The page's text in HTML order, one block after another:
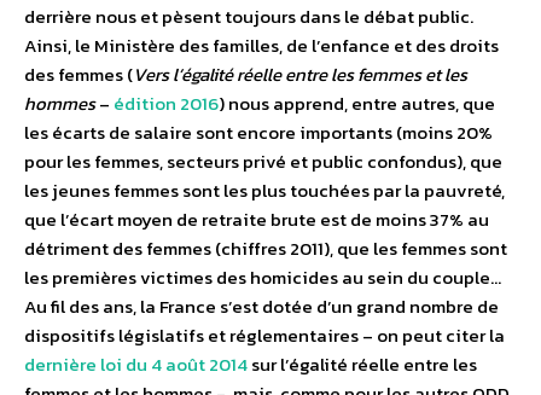
derrière nous et pèsent toujours dans le débat public.
Ainsi, le Ministère des familles, de l’enfance et des droits
des femmes (Vers l’égalité réelle entre les femmes et les
hommes– édition 2016) nous apprend, entre autres, que
les écarts de salaire sont encore importants (moins 20%
pour les femmes, secteurs privé et public confondus), que
les jeunes femmes sont les plus touchées par la pauvreté,
que l’écart moyen de retraite brute est de moins 37% au
détriment des femmes (chiffres 2011), que les femmes sont
les premières victimes des homicides au sein du couple…
Au fil des ans, la France s’est dotée d’un grand nombre de
dispositifs législatifs et réglementaires – on peut citer la
dernière loi du 4 août 2014sur l’égalité réelle entre les